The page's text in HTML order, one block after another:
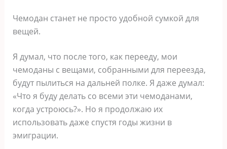
Чемодан станет не просто удобной сумкой для
вещей.
Я думал, что после того, как перееду, мои
чемоданы с вещами, собранными для переезда,
будут пылиться на дальней полке. Я даже думал:
«Что я буду делать со всеми эти чемоданами,
когда устроюсь?». Но я продолжаю их
использовать даже спустя годы жизни в
эмиграции.